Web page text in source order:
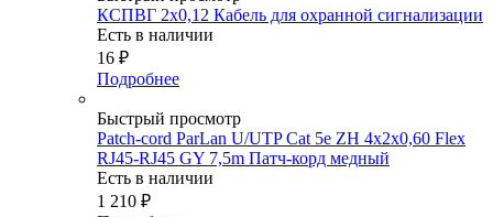
КСПВГ 2х0,12 Кабель для охранной сигнализации
Есть в наличии
16 ₽
Подробнее
Быстрый просмотр
Patch-cord ParLan U/UTP Cat 5e ZH 4х2х0,60 Flex
RJ45-RJ45 GY 7,5m Патч-корд медный
Есть в наличии
1 210 ₽